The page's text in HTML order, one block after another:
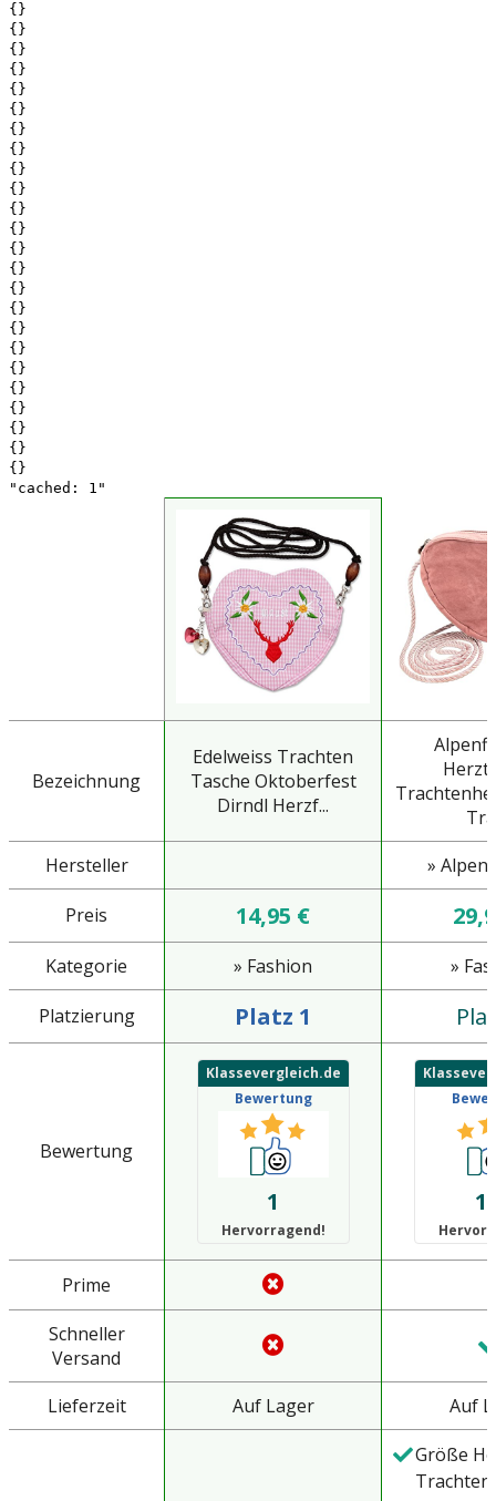
{}
{}
{}
{}
{}
{}
{}
{}
{}
{}
{}
{}
{}
{}
{}
{}
{}
{}
{}
{}
{}
{}
{}
{}
"cached: 1"
Bezeichnung
Edelweiss Trachten
Tasche Oktoberfest
Dirndl Herzf...
Hersteller
»
Preis 14,95 €
Kategorie » Fashion »
Platzierung Platz 1
Bewertung
Klassevergleich.de
Bewertung
1
Hervorragend!
Prime
Schneller
Versand
Lieferzeit
Auf Lager
Auf
Größe
Trachten